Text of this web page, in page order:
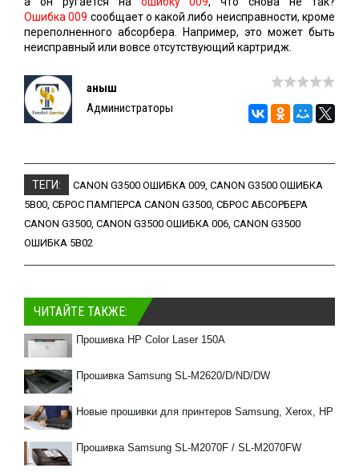
Ошибка 009 сообщает о какой либо неисправности, кроме
переполненного абсорбера. Например, это может быть
неисправный или вовсе отсутствующий картридж.
Қаныш
Администраторы
ТЕГИ: CANON G3500 ОШИБКА 009, CANON G3500 ОШИБКА
5B00, СБРОС ПАМПЕРСА CANON G3500, СБРОС АБСОРБЕРА
CANON G3500, CANON G3500 ОШИБКА 006, CANON G3500
ОШИБКА 5B02
ЧИТАЙТЕ ТАКЖЕ:
Прошивка HP Color Laser 150A
Прошивка Samsung SL-M2620/D/ND/DW
Новые прошивки для принтеров Samsung, Xerox, HP
Прошивка Samsung SL-M2070F / SL-M2070FW